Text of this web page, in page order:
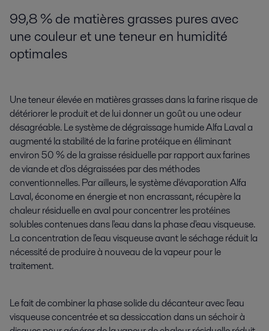
99,8 % de matières grasses pures avec
une couleur et une teneur en humidité
optimales
Une teneur élevée en matières grasses dans la farine risque de
détériorer le produit et de lui donner un goût ou une odeur
désagréable. Le système de dégraissage humide Alfa Laval a
augmenté la stabilité de la farine protéique en éliminant
environ 50 % de la graisse résiduelle par rapport aux farines
de viande et d'os dégraissées par des méthodes
conventionnelles. Par ailleurs, le système d'évaporation Alfa
Laval, économe en énergie et non encrassant, récupère la
chaleur résiduelle en aval pour concentrer les protéines
solubles contenues dans l'eau dans la phase d'eau visqueuse.
La concentration de l'eau visqueuse avant le séchage réduit la
nécessité de produire à nouveau de la vapeur pour le
traitement.
Le fait de combiner la phase solide du décanteur avec l'eau
visqueuse concentrée et sa dessiccation dans un séchoir à